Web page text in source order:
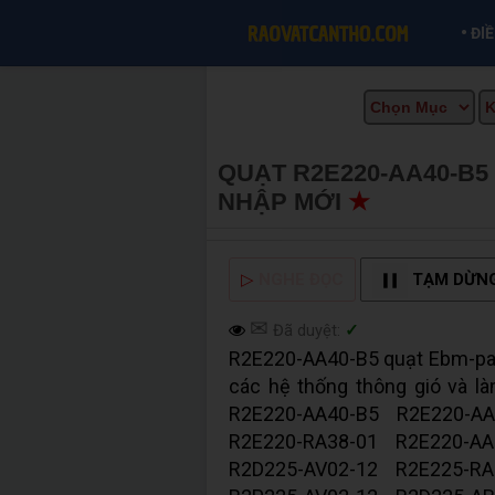
•
QUẠT R2E220-AA40-B5
NHẬP MỚI ★ MUA
▷ TẠM
✉ Đã duyệt: ✓
R2E220-AA40-B5 quạt Ebm-
các hệ thống thông gió và
R2E220-AA40-B5 R2E220-
R2E220-RA38-01 R2E220-
R2D225-AV02-12 R2E225-